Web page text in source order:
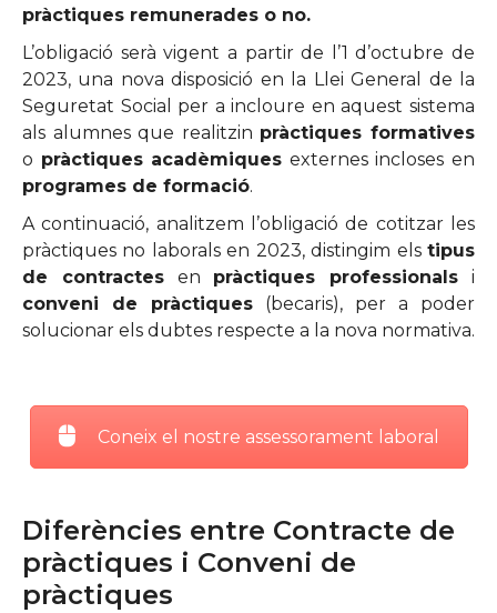
pràctiques remunerades o no.
L’obligació serà vigent a partir de l’1 d’octubre de
2023, una nova disposició en la Llei General de la
Seguretat Social per a incloure en aquest sistema
als alumnes que realitzin pràctiques formatives
o pràctiques acadèmiques externes incloses en
programes de formació.
A continuació, analitzem l’obligació de cotitzar les
pràctiques no laborals en 2023, distingim els tipus
de contractesen pràctiques professionals i
conveni de pràctiques (becaris), per a poder
solucionar els dubtes respecte a la nova normativa.
Coneix el nostre assessorament laboral
Diferències entre Contracte de
pràctiques i Conveni de
pràctiques